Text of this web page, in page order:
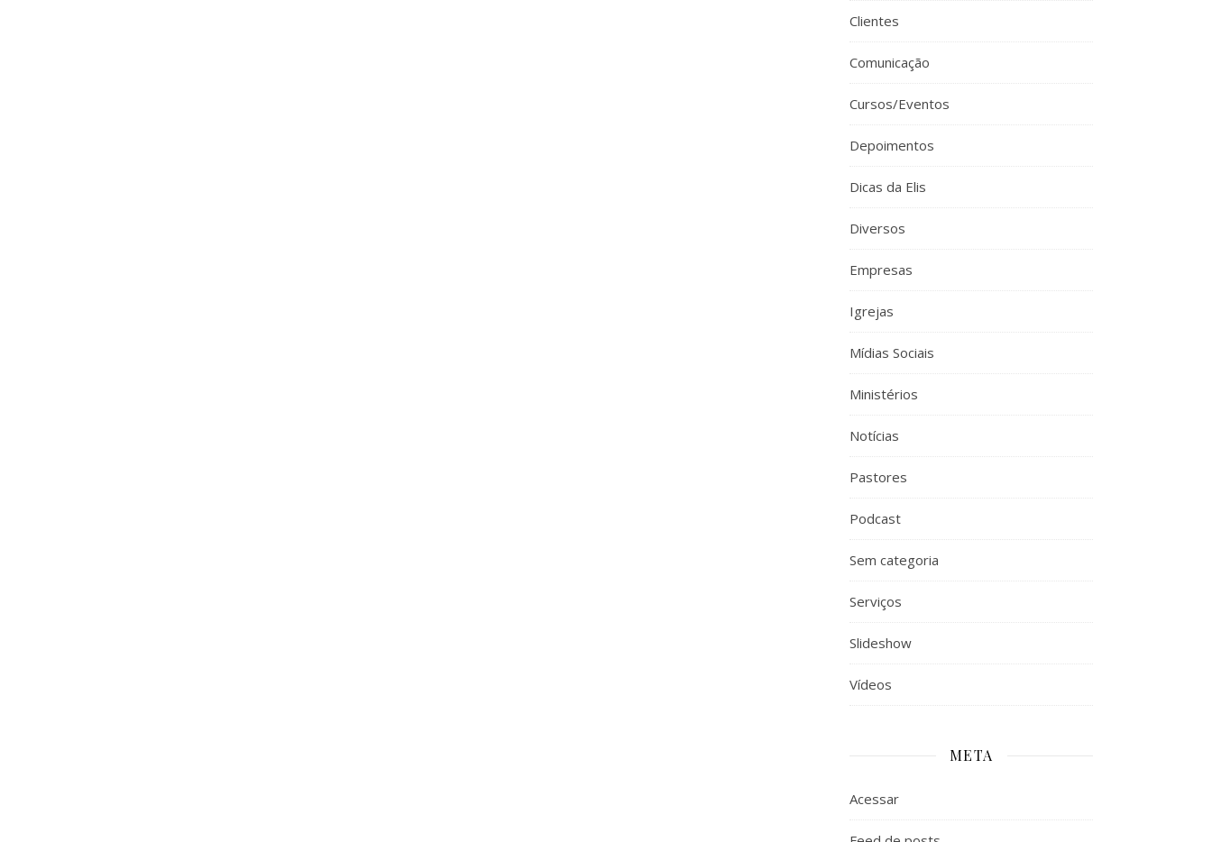
Clientes
Comunicação
Cursos/Eventos
Depoimentos
Dicas da Elis
Diversos
Empresas
Igrejas
Mídias Sociais
Ministérios
Notícias
Pastores
Podcast
Sem categoria
Serviços
Slideshow
Vídeos
META
Acessar